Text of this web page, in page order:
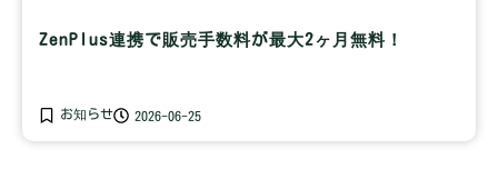
ZenPlus連携で販売手数料が最大2ヶ月無料！
お知らせ 2026-06-25